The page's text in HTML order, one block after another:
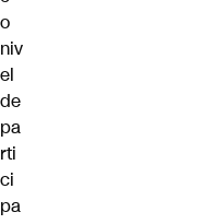
o
niv
el
de
pa
rti
ci
pa